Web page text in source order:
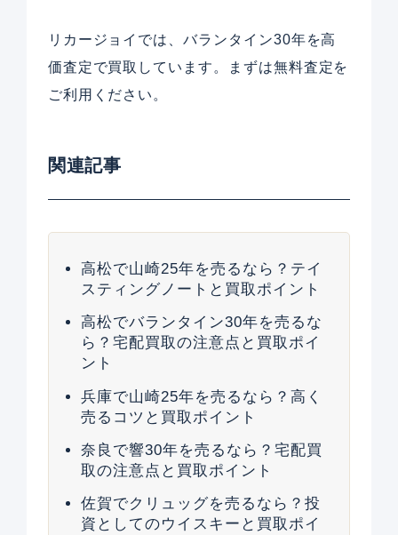
リカージョイでは、バランタイン30年を高
価査定で買取しています。まずは無料査定を
ご利用ください。
関連記事
高松で山崎25年を売るなら？テイ
スティングノートと買取ポイント
高松でバランタイン30年を売るな
ら？宅配買取の注意点と買取ポイ
ント
兵庫で山崎25年を売るなら？高く
売るコツと買取ポイント
奈良で響30年を売るなら？宅配買
取の注意点と買取ポイント
佐賀でクリュッグを売るなら？投
資としてのウイスキーと買取ポイ